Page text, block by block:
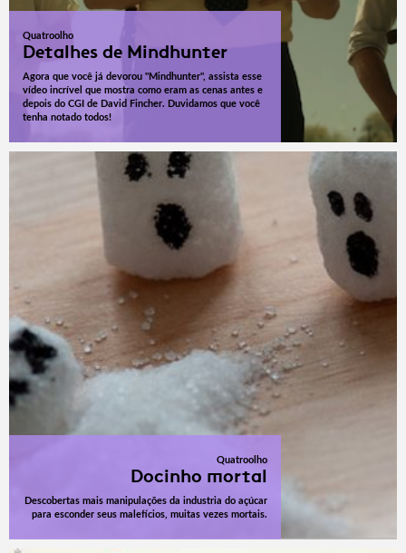
Quatroolho
Detalhes de Mindhunter
Agora que você já devorou "Mindhunter", assista esse
vídeo incrível que mostra como eram as cenas antes e
depois do CGI de David Fincher. Duvidamos que você
tenha notado todos!
Quatroolho
Docinho mortal
Descobertas mais manipulações da industria do açúcar
para esconder seus malefícios, muitas vezes mortais.